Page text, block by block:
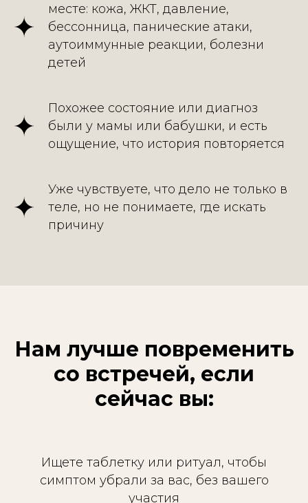
месте: кожа, ЖКТ, давление,
бессонница, панические атаки,
аутоиммунные реакции, болезни
детей
Похожее состояние или диагноз
были у мамы или бабушки, и есть
ощущение, что история повторяется
Уже чувствуете, что дело не только в
теле, но не понимаете, где искать
причину
Нам лучше повременить
со встречей, если
сейчас вы:
Ищете таблетку или ритуал, чтобы
симптом убрали за вас, без вашего
участия